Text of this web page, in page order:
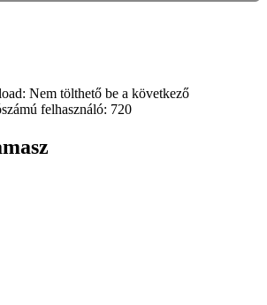
Nem tölthető be a következő
felhasználó: 720